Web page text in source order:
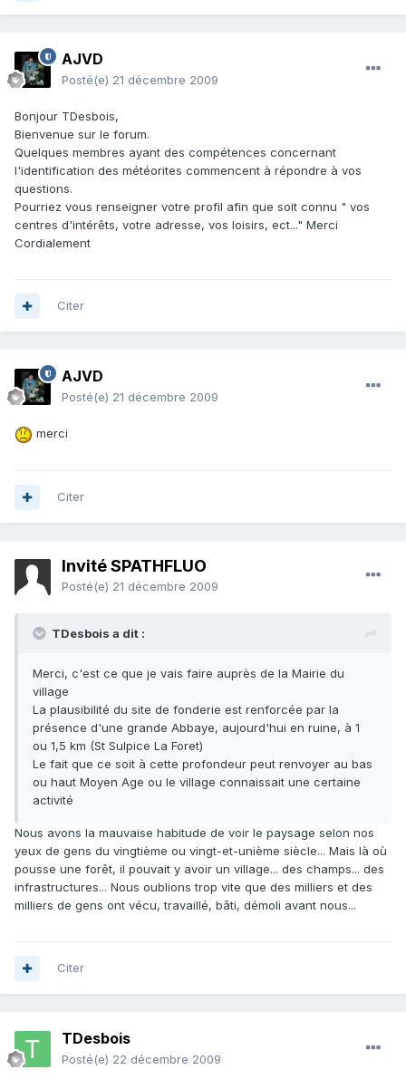
AJVD
Posté(e) 21 décembre 2009
Bonjour TDesbois,
Bienvenue sur le forum.
Quelques membres ayant des compétences concernant
l'identification des météorites commencent à répondre à vos
questions.
Pourriez vous renseigner votre profil afin que soit connu " vos
centres d'intérêts, votre adresse, vos loisirs, ect..." Merci
Cordialement
Citer
AJVD
Posté(e) 21 décembre 2009
merci
Citer
Invité SPATHFLUO
Posté(e) 21 décembre 2009
TDesbois a dit :
Merci, c'est ce que je vais faire auprès de la Mairie du
village
La plausibilité du site de fonderie est renforcée par la
présence d'une grande Abbaye, aujourd'hui en ruine, à 1
ou 1,5 km (St Sulpice La Foret)
Le fait que ce soit à cette profondeur peut renvoyer au bas
ou haut Moyen Age ou le village connaissait une certaine
activité
Nous avons la mauvaise habitude de voir le paysage selon nos
yeux de gens du vingtième ou vingt-et-unième siècle... Mais là où
pousse une forêt, il pouvait y avoir un village... des champs... des
infrastructures... Nous oublions trop vite que des milliers et des
milliers de gens ont vécu, travaillé, bâti, démoli avant nous...
Citer
TDesbois
Posté(e) 22 décembre 2009